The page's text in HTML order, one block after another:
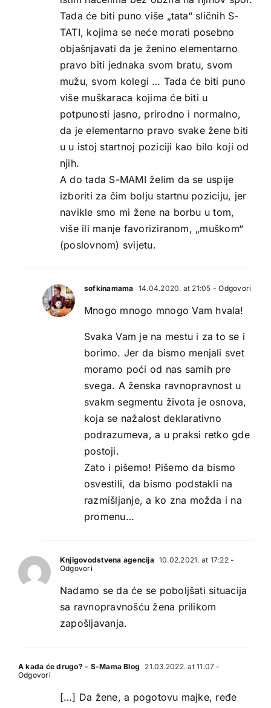
Tada će biti puno više „tata“ sličnih S-
TATI, kojima se neće morati posebno
objašnjavati da je ženino elementarno
pravo biti jednaka svom bratu, svom
mužu, svom kolegi … Tada će biti puno
više muškaraca kojima će biti u
potpunosti jasno, prirodno i normalno,
da je elementarno pravo svake žene biti
u u istoj startnoj poziciji kao bilo koji od
njih.
A do tada S-MAMI želim da se uspije
izboriti za čim bolju startnu poziciju, jer
navikle smo mi žene na borbu u tom,
više ili manje favoriziranom, „muškom“
(poslovnom) svijetu.
sofkinamama 14.04.2020. at 21:05 - Odgovori
Mnogo mnogo mnogo Vam hvala!
Svaka Vam je na mestu i za to se i
borimo. Jer da bismo menjali svet
moramo poći od nas samih pre
svega. A ženska ravnopravnost u
svakm segmentu života je osnova,
koja se nažalost deklarativno
podrazumeva, a u praksi retko gde
postoji.
Zato i pišemo! Pišemo da bismo
osvestili, da bismo podstakli na
razmišljanje, a ko zna možda i na
promenu…
Knjigovodstvena agencija 10.02.2021. at 17:22-
Odgovori
Nadamo se da će se poboljšati situacija
sa ravnopravnošću žena prilikom
zapošljavanja.
A kada će drugo? - S-Mama Blog 21.03.2022. at 11:07 -
Odgovori
[…] Da žene, a pogotovu majke, ređe